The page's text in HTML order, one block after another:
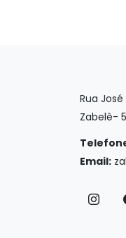
Rua
Zabelê-
Email: